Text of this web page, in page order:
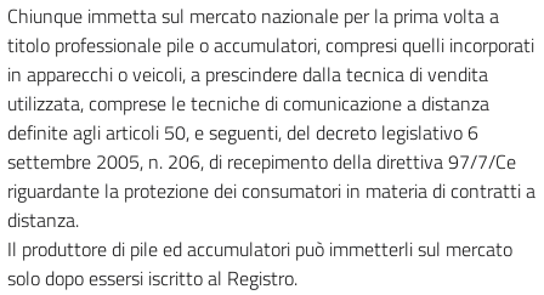
Chiunque immetta sul mercato nazionale per la prima volta a
titolo professionale pile o accumulatori, compresi quelli incorporati
in apparecchi o veicoli, a prescindere dalla tecnica di vendita
utilizzata, comprese le tecniche di comunicazione a distanza
definite agli articoli 50, e seguenti, del decreto legislativo 6
settembre 2005, n. 206, di recepimento della direttiva 97/7/Ce
riguardante la protezione dei consumatori in materia di contratti a
distanza.
Il produttore di pile ed accumulatori può immetterli sul mercato
solo dopo essersi iscritto al Registro.